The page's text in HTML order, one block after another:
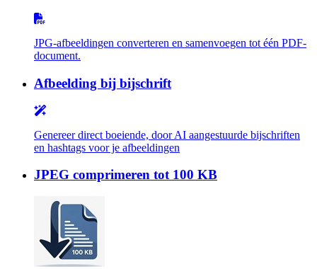
JPG-afbeeldingen converteren en samenvoegen tot één PDF-
document.
Afbeelding bij bijschrift
Genereer direct boeiende, door AI aangestuurde bijschriften
en hashtags voor je afbeeldingen
JPEG comprimeren tot 100 KB